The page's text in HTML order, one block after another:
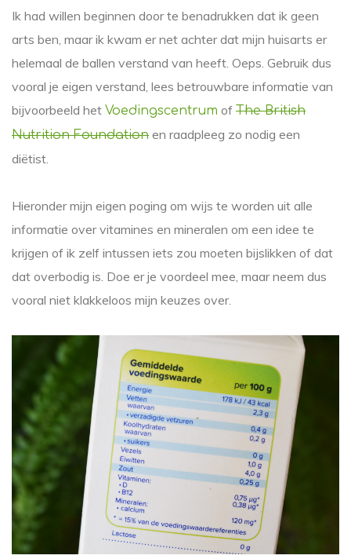
Ik had willen beginnen door te benadrukken dat ik geen
arts ben, maar ik kwam er net achter dat mijn huisarts er
helemaal de ballen verstand van heeft. Oeps. Gebruik dus
vooral je eigen verstand, lees betrouwbare informatie van
bijvoorbeeld het Voedingscentrum of The British
Nutrition Foundation en raadpleeg zo nodig een
diëtist.
Hieronder mijn eigen poging om wijs te worden uit alle
informatie over vitamines en mineralen om een idee te
krijgen of ik zelf intussen iets zou moeten bijslikken of dat
dat overbodig is. Doe er je voordeel mee, maar neem dus
vooral niet klakkeloos mijn keuzes over.